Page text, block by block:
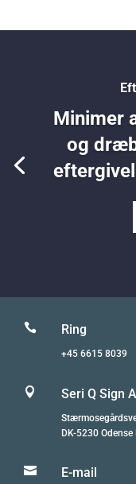
Minimer
og
 Ring
+45 6615 8039
 Seri Q Sign
DK-5230 Odense
 E-mail